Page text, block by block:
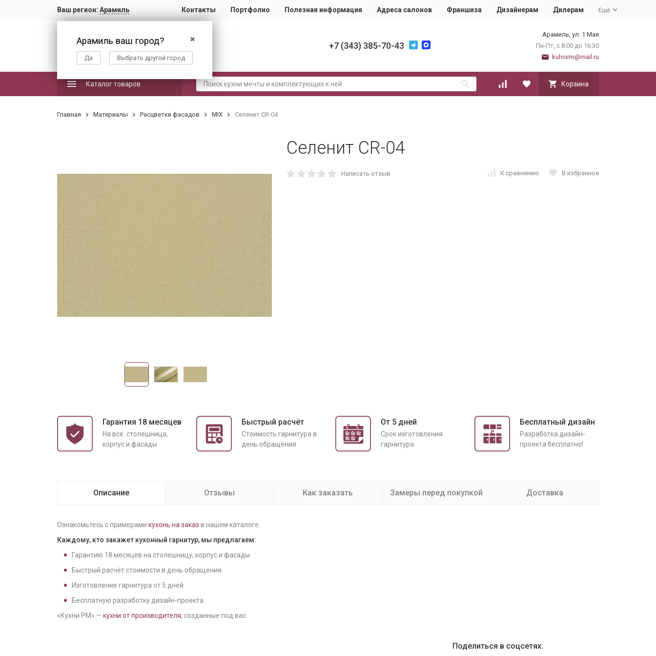
Ваш регион: Арамиль
✖
Арамиль ваш город?
Да Выбрать другой город
Контакты Портфолио Полезная информация Адреса салонов Франшиза Дизайнерам Дилерам Ещё
+7 (343) 385-70-43
Арамиль, ул. 1 Мая
Пн-Пт, с 8:00 до 16:30
kuhnirm@mail.ru
Каталог товаров Корзина
Главная Материалы Расцветки фасадов MIX Селенит CR-04
Селенит CR-04
Написать отзыв К сравнению В избранное
Гарантия 18 месяцев
На все: столешница,
корпус и фасады
Быстрый расчёт
Cтоимость гарнитура в
день обращения
От 5 дней
Срок изготовления
гарнитура
Бесплатный дизайн
Разработка дизайн-
проекта бесплатно!
Описание Отзывы Как заказать Замеры перед покупкой Доставка
Ознакомьтесь с примерами кухонь на заказ в нашем каталоге.
Каждому, кто закажет кухонный гарнитур, мы предлагаем:
Гарантию 18 месяцев на столешницу, корпус и фасады
Быстрый расчёт стоимости в день обращения
Изготовление гарнитура от 5 дней
Бесплатную разработку дизайн-проекта
«Кухни РМ» — кухни от производителя, созданные под вас.
Поделиться в соцсетях: